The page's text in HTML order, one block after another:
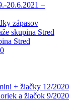
20.6.2021 –
zápasov
skupina Stred
Stred
+ žiačky 12/2020
a žiačok 9/2020